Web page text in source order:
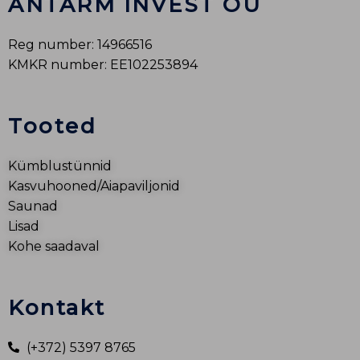
Reg number: 14966516
KMKR number: EE102253894
Tooted
Kümblustünnid
Kasvuhooned/Aiapaviljonid
Saunad
Lisad
Kohe saadaval
Kontakt
(+372) 5397 8765